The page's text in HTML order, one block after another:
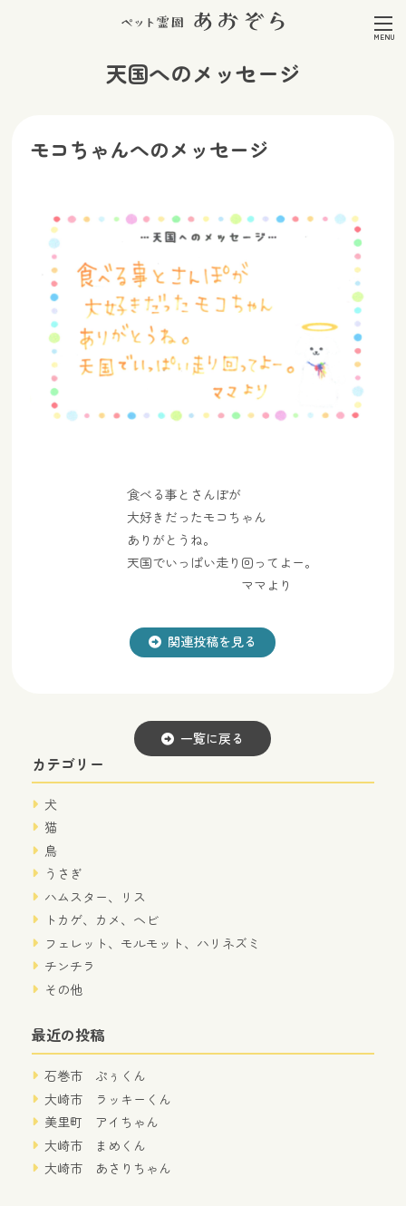
天国へのメッセージ
モコちゃんへのメッセージ
食べる事とさんぽが
大好きだったモコちゃん
ありがとうね。
天国でいっぱい走り回ってよー。
ママより
関連投稿を見る
一覧に戻る
カテゴリー
犬
猫
鳥
うさぎ
ハムスター、リス
トカゲ、カメ、ヘビ
フェレット、モルモット、ハリネズミ
チンチラ
その他
最近の投稿
石巻市 ぷぅくん
大崎市 ラッキーくん
美里町 アイちゃん
大崎市 まめくん
大崎市 あさりちゃん